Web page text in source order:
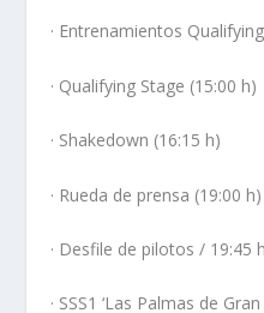
· Entrenamientos
· Qualifying Stage (15:00 h)
· Shakedown (16:15 h)
· Rueda de prensa (19:00 h)
· Desfile de pilotos / 19:45 h
· SSS1 ‘Las Palmas de